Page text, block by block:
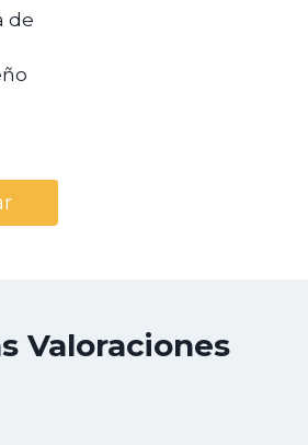
de
Valoraciones